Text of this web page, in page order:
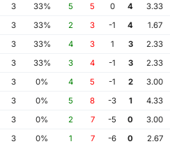
3 33% 5 5 0 4
3.33
3 33% 2 3 -1 4
1.67
3 33% 4 3 1 3
2.33
3 33% 3 4 -1 3
2.33
3 0% 4 5 -1 2
3.00
3 0% 5 8 -3 1
4.33
3 0% 2 7 -5 0
3.00
3 0% 1 7 -6 0 2.67